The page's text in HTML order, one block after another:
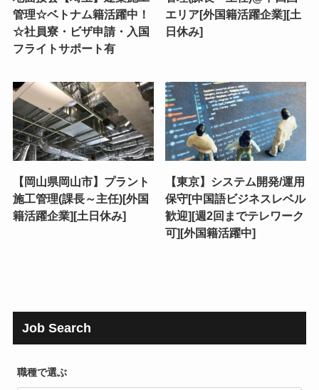
管理☆ベトナム籍活躍中！
☆社員寮・ビザ申請・入国
フライトサポート有
エリア[外国籍活躍企業][土
日休み]
【岡山県岡山市】プラント
施工管理(課長～主任)[外国
籍活躍企業][土日休み]
【東京】システム開発/運用
保守[中国語ビジネスレベル
歓迎][週2回までテレワーク
可][外国籍活躍中]
Job Search
職種で選ぶ